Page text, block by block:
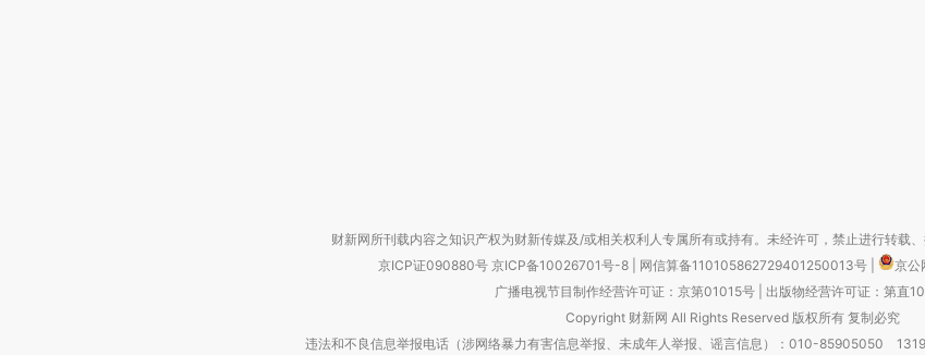
财新网所刊载内容之知识产权为财新传媒及/或相关权利人专属所有或持有。未经许可，禁止进行转载
京ICP证090880号 京ICP备10026701号-8 网信算备110105862729401250013号
京公
广播电视节目制作经营许可证：京第01015号| 出版物经营许可证：第直
Copyright 财新网 All Rights Reserved 版权所有 复制必究
违法和不良信息举报电话（涉网络暴力有害信息举报、未成年人举报、谣言信息）：010-85905050